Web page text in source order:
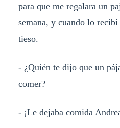
para que me regalara un
semana, y cuando lo
tieso.
- ¿Quién te dijo que un
comer?
- ¡Le dejaba comida